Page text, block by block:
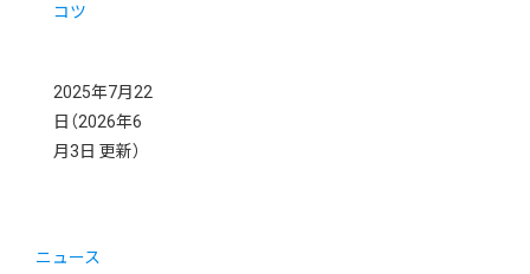
コツ
2025年7月22
日 （2026年6
月3日 更新）
ニュース